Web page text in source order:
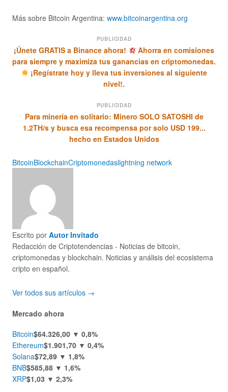
Más sobre Bitcoin Argentina: www.bitcoinargentina.org
PUBLICIDAD
¡Únete GRATIS a Binance ahora!
Ahorra en comisiones
para siempre y maximiza tus ganancias en criptomonedas.
¡Regístrate hoy y lleva tus inversiones al siguiente
nivel!.
PUBLICIDAD
Para minería en solitario: Minero SOLO SATOSHI de
1.2TH/s y busca esa recompensa por solo USD 199...
hecho en Estados Unidos
BitcoinBlockchainCriptomonedaslightning network
Escrito por Autor Invitado
Redacción de Criptotendencias - Noticias de bitcoin,
criptomonedas y blockchain. Noticias y análisis del ecosistema
cripto en español.
Ver todos sus artículos →
Mercado ahora
Bitcoin$64.326,00 ▼ 0,8%
Ethereum$1.901,70 ▼ 0,4%
Solana$72,89 ▼ 1,8%
BNB$585,88 ▼ 1,6%
XRP$1,03 ▼ 2,3%